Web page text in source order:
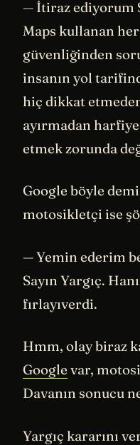
— İtiraz ediyorum
Maps kullanan
güvenliğinden
insanın yol
hiç dikkat
ayırmadan
etmek zorunda
Google böyle
motosikletçi ise
— Yemin ederim
Sayın Yargıç.
fırlayıverdi.
Hmm, olay biraz
Google var,
Davanın sonucu
Yargıç kararını